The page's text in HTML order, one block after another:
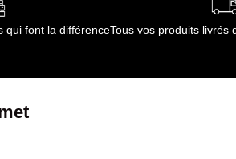
saturés 0.01 g
qui font la différenceTous vos produits livrés